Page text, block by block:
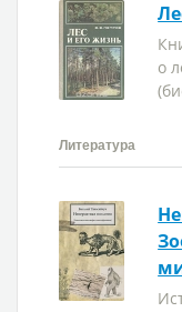
о
Литература